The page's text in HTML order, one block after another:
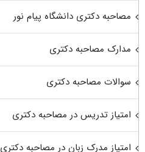
مصاحبه دکتری دانشگاه پیام نور
مدارک مصاحبه دکتری
سوالات مصاحبه دکتری
امتیاز تدریس در مصاحبه دکتری
امتیاز مدرک زبان در مصاحبه دکتری